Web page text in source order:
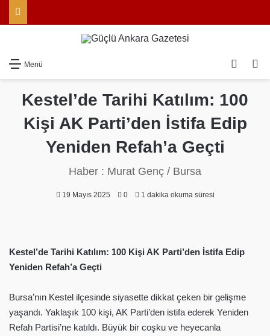
Menü Dış
Kestel’de Tarihi Katılım: 100
Kişi AK Parti’den İstifa Edip
Yeniden Refah’a Geçti
Haber : Murat Genç / Bursa
19 Mayıs 2025 0 1 dakika okuma süresi
Kestel’de Tarihi Katılım: 100 Kişi AK Parti’den İstifa Edip
Yeniden Refah’a Geçti
Bursa’nın Kestel ilçesinde siyasette dikkat çeken bir gelişme
yaşandı. Yaklaşık 100 kişi, AK Parti’den istifa ederek Yeniden
Refah Partisi’ne katıldı. Büyük bir coşku ve heyecanla